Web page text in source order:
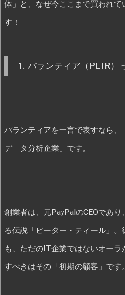
体」と、なぜ今ここまで買われて
す！
1. パランティア（PLTR）
パランティアを一言で表すなら
データ分析企業」です。
創業者は、元PayPalのCEOであ
る伝説「ピーター・ティール」。
も、ただのIT企業ではないオー
すべきはその「初期の顧客」です。